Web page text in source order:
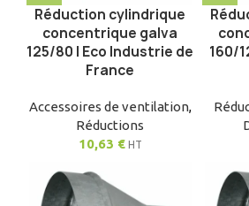
Réduction cylindrique
concentrique galva
125/80 | Eco Industrie de
France
Accessoires de ventilation,
Réductions
10,63 € HT
160/